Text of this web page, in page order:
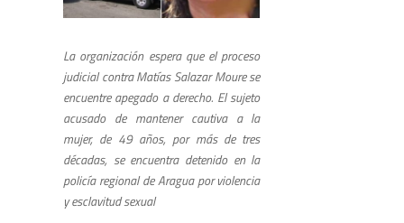
La organización espera que el proceso
judicial contra Matías Salazar Moure se
encuentre apegado a derecho. El sujeto
acusado de mantener cautiva a la
mujer, de 49 años, por más de tres
décadas, se encuentra detenido en la
policía regional de Aragua por violencia
y esclavitud sexual